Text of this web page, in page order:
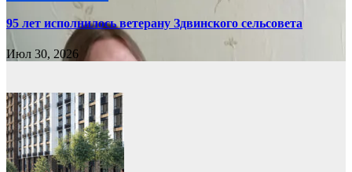
95 лет исполнилось ветерану Здвинского сельсовета
Июл 30, 2026